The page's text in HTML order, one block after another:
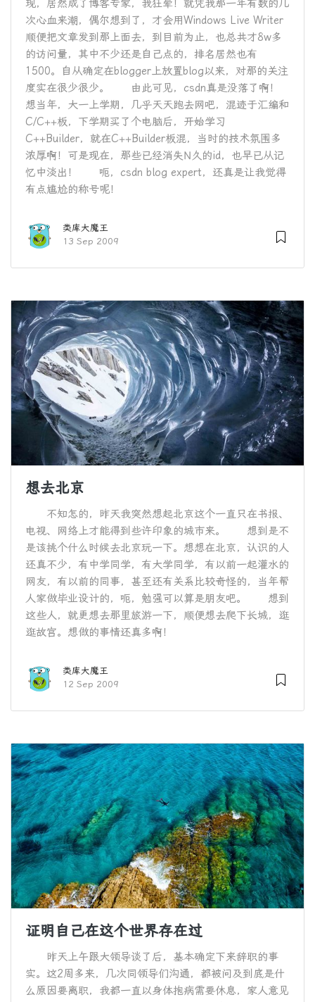
现，居然成了博客专家，我狂晕！就凭我那一年有数的几
次心血来潮，偶尔想到了，才会用Windows Live Writer
顺便把文章发到那上面去，到目前为止，也总共才8w多
的访问量，其中不少还是自己点的，排名居然也有
1500。自从确定在blogger上放置blog以来，对那的关注
度实在很少很少。 由此可见，csdn真是没落了啊！
想当年，大一上学期，几乎天天跑去网吧，混迹于汇编和
C/C++板，下学期买了个电脑后，开始学习
C++Builder，就在C++Builder板混，当时的技术氛围多
浓厚啊！可是现在，那些已经消失N久的id，也早已从记
忆中淡出！ 呃，csdn blog expert，还真是让我觉得
有点尴尬的称号呢！
类库大魔王
13 Sep 2009
想去北京
不知怎的，昨天我突然想起北京这个一直只在书报、
电视、网络上才能得到些许印象的城市来。 想到是不
是该挑个什么时候去北京玩一下。想想在北京，认识的人
还真不少，有中学同学，有大学同学，有以前一起灌水的
网友，有以前的同事，甚至还有关系比较奇怪的，当年帮
人家做毕业设计的，呃，勉强可以算是朋友吧。 想到
这些人，就更想去那里旅游一下，顺便想去爬下长城，逛
逛故宫。想做的事情还真多啊！
类库大魔王
12 Sep 2009
证明自己在这个世界存在过
昨天上午跟大领导谈了后，基本确定下来辞职的事
实。这2周多来，几次同领导们沟通，都被问及到底是什
么原因要离职，我都一直以身体抱病需要休息，家人意见